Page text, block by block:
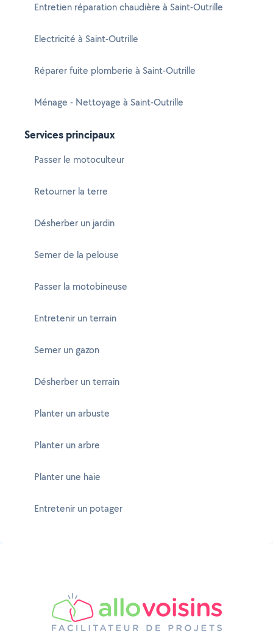
Entretien réparation chaudière à Saint-Outrille
Electricité à Saint-Outrille
Réparer fuite plomberie à Saint-Outrille
Ménage - Nettoyage à Saint-Outrille
Services principaux
Passer le motoculteur
Retourner la terre
Désherber un jardin
Semer de la pelouse
Passer la motobineuse
Entretenir un terrain
Semer un gazon
Désherber un terrain
Planter un arbuste
Planter un arbre
Planter une haie
Entretenir un potager